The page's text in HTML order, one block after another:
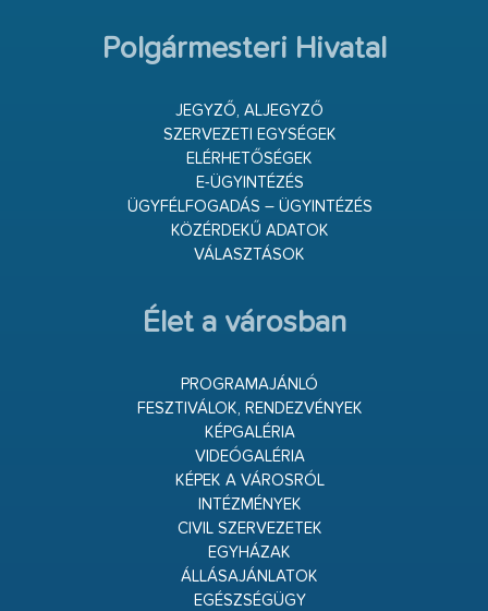
Polgármesteri Hivatal
JEGYZŐ, ALJEGYZŐ
SZERVEZETI EGYSÉGEK
ELÉRHETŐSÉGEK
E-ÜGYINTÉZÉS
ÜGYFÉLFOGADÁS – ÜGYINTÉZÉS
KÖZÉRDEKŰ ADATOK
VÁLASZTÁSOK
Élet a városban
PROGRAMAJÁNLÓ
FESZTIVÁLOK, RENDEZVÉNYEK
KÉPGALÉRIA
VIDEÓGALÉRIA
KÉPEK A VÁROSRÓL
INTÉZMÉNYEK
CIVIL SZERVEZETEK
EGYHÁZAK
ÁLLÁSAJÁNLATOK
EGÉSZSÉGÜGY